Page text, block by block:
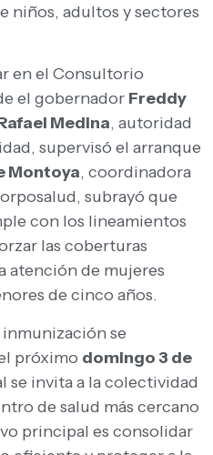
niños, adultos y sectores
en el Consultorio
el gobernador Freddy
Medina, autoridad
supervisó el arranque
Montoya, coordinadora
subrayó que
con los lineamientos
las coberturas
atención de mujeres
de cinco años.
inmunización se
próximo domingo 3 de
se invita a la colectividad
de salud más cercano
principal es consolidar